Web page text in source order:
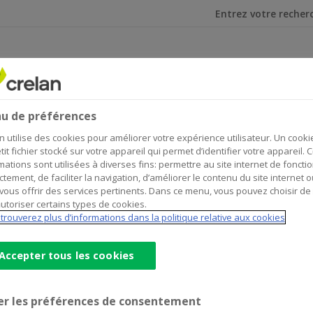
Je cherche
100 % nanas et 100 % durable !
d’orientation 100 % nanas
2022 à la deuxième édition du Trek'in
de préférences
utilise des cookies pour améliorer votre expérience utilisateur. Un
fichier stocké sur votre appareil qui permet d’identifier votre appareil.
sont utilisées à diverses fins: permettre au site internet de
de faciliter la navigation, d’améliorer le contenu du site internet
offrir des services pertinents. Dans ce menu, vous pouvez choisir de
certains types de cookies.
plus d’informations dans la politique relative aux cookies
tous les cookies
les préférences de consentement